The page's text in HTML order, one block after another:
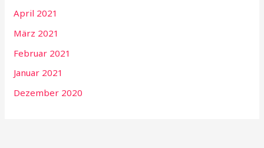
April 2021
März 2021
Februar 2021
Januar 2021
Dezember 2020